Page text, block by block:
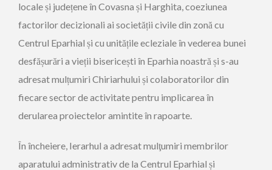
locale și județene în Covasna și Harghita, coeziunea
factorilor decizionali ai societății civile din zonă cu
Centrul Eparhial și cu unitățile ecleziale în vederea bunei
desfășurări a vieții bisericești în Eparhia noastră și s-au
adresat mulțumiri Chiriarhului și colaboratorilor din
fiecare sector de activitate pentru implicarea în
derularea proiectelor amintite în rapoarte.
În încheiere, Ierarhul a adresat mulţumiri membrilor
aparatului administrativ de la Centrul Eparhial și